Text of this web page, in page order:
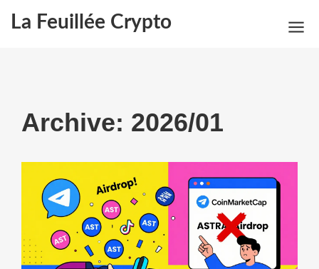
La Feuillée Crypto
Archive: 2026/01